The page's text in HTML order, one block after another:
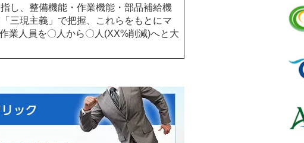
し、整備機能・作業機能・部品補給機
三現主義」で把握、これらをもとにマ
業人員を〇人から〇人(XX%削減)へと大